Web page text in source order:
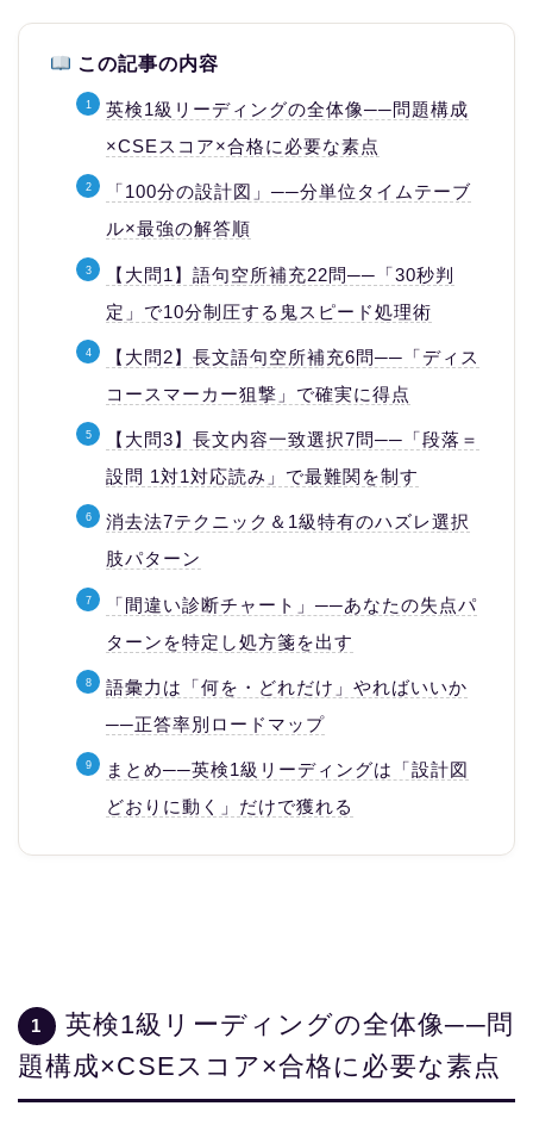
この記事の内容
英検1級リーディングの全体像──問題構成
×CSEスコア×合格に必要な素点
「100分の設計図」──分単位タイムテーブ
ル×最強の解答順
【大問1】語句空所補充22問──「30秒判
定」で10分制圧する鬼スピード処理術
【大問2】長文語句空所補充6問──「ディス
コースマーカー狙撃」で確実に得点
【大問3】長文内容一致選択7問──「段落＝
設問 1対1対応読み」で最難関を制す
消去法7テクニック＆1級特有のハズレ選択
肢パターン
「間違い診断チャート」──あなたの失点パ
ターンを特定し処方箋を出す
語彙力は「何を・どれだけ」やればいいか
──正答率別ロードマップ
まとめ──英検1級リーディングは「設計図
どおりに動く」だけで獲れる
1
英検1級リーディングの全体像──問
題構成×CSEスコア×合格に必要な素点